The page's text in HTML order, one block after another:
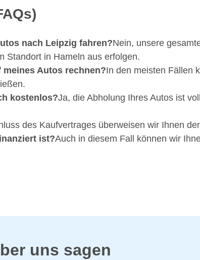
nach Leipzig fahren?Nein, unsere
Standort in Hameln aus erfolgen.
Autos rechnen?In den meisten Fällen
kostenlos?Ja, die Abholung Ihres Autos ist
des Kaufvertrages überweisen wir Ihnen
ist?Auch in diesem Fall können wir
uns sagen